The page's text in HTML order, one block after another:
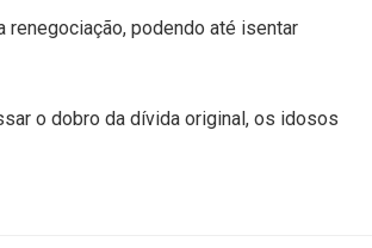
podendo até isentar
o dobro da dívida original, os idosos